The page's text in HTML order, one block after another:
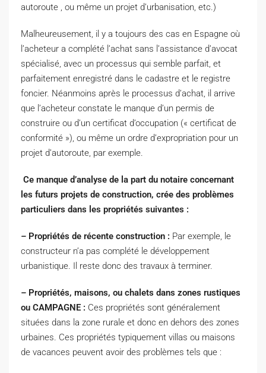
autoroute , ou même un projet d’urbanisation, etc.)
Malheureusement, il y a toujours des cas en Espagne où
l’acheteur a complété l’achat sans l’assistance d’avocat
spécialisé, avec un processus qui semble parfait, et
parfaitement enregistré dans le cadastre et le registre
foncier. Néanmoins après le processus d’achat, il arrive
que l’acheteur constate le manque d’un permis de
construire ou d’un certificat d’occupation (« certificat de
conformité »), ou même un ordre d’expropriation pour un
projet d’autoroute, par exemple.
Ce manque d’analyse de la part du notaire concernant
les futurs projets de construction, crée des problèmes
particuliers dans les propriétés suivantes :
– Propriétés de récente construction : Par exemple, le
constructeur n’a pas complété le développement
urbanistique. Il reste donc des travaux à terminer.
– Propriétés, maisons, ou chalets dans zones rustiques
ou CAMPAGNE : Ces propriétés sont généralement
situées dans la zone rurale et donc en dehors des zones
urbaines. Ces propriétés typiquement villas ou maisons
de vacances peuvent avoir des problèmes tels que :